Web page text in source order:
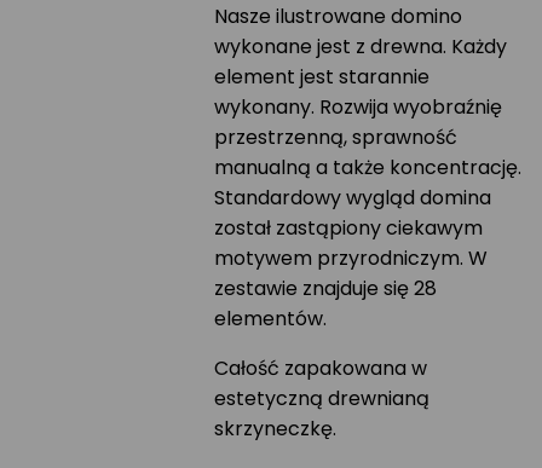
Nasze ilustrowane domino
wykonane jest z drewna. Każdy
element jest starannie
wykonany. Rozwija wyobraźnię
przestrzenną, sprawność
manualną a także koncentrację.
Standardowy wygląd domina
został zastąpiony ciekawym
motywem przyrodniczym. W
zestawie znajduje się 28
elementów.
Całość zapakowana w
estetyczną drewnianą
skrzyneczkę.